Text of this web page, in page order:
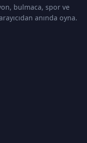
bulmaca, spor ve
anında oyna.